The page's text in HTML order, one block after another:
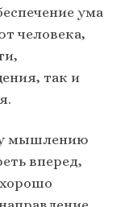
ума
человека,
так и
мышлению
вперед,